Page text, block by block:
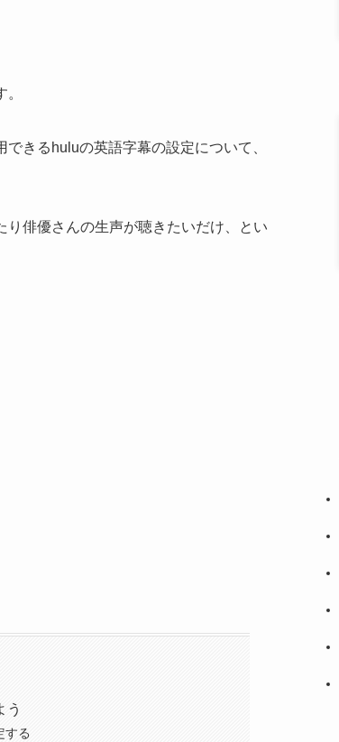
きるhuluの英語字幕の設定について、
俳優さんの生声が聴きたいだけ、とい
う
する